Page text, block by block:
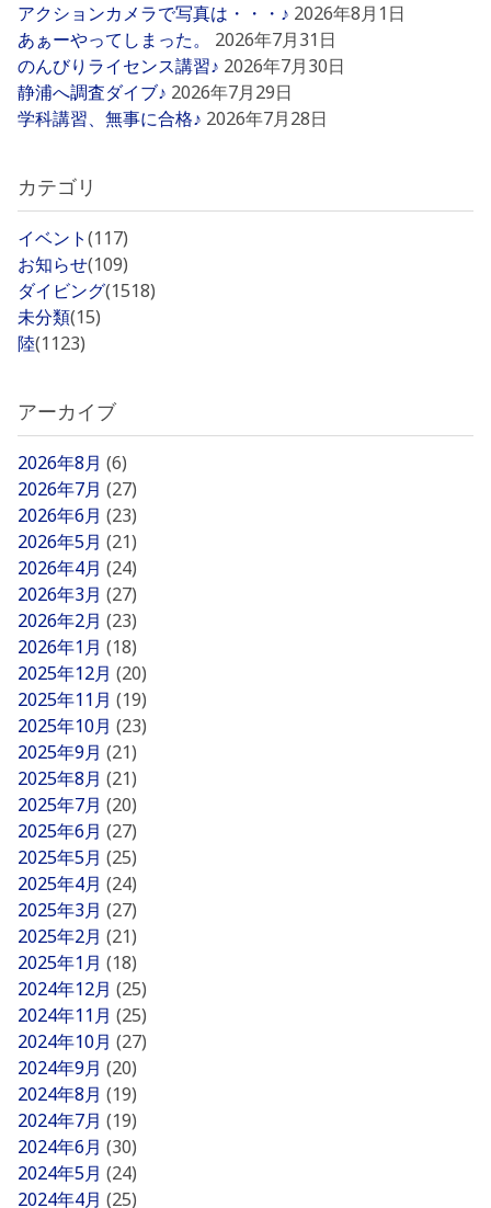
アクションカメラで写真は・・・♪ 2026年8月1日
あぁーやってしまった。
2026年7月31日
のんびりライセンス講習♪ 2026年7月30日
静浦へ調査ダイブ♪ 2026年7月29日
学科講習、無事に合格♪ 2026年7月28日
カテゴリ
イベント(117)
お知らせ(109)
ダイビング(1518)
未分類(15)
陸(1123)
アーカイブ
2026年8月 (6)
2026年7月 (27)
2026年6月 (23)
2026年5月 (21)
2026年4月 (24)
2026年3月 (27)
2026年2月 (23)
2026年1月 (18)
2025年12月 (20)
2025年11月 (19)
2025年10月 (23)
2025年9月 (21)
2025年8月 (21)
2025年7月 (20)
2025年6月 (27)
2025年5月 (25)
2025年4月 (24)
2025年3月 (27)
2025年2月 (21)
2025年1月 (18)
2024年12月 (25)
2024年11月 (25)
2024年10月 (27)
2024年9月 (20)
2024年8月 (19)
2024年7月 (19)
2024年6月 (30)
2024年5月 (24)
2024年4月 (25)